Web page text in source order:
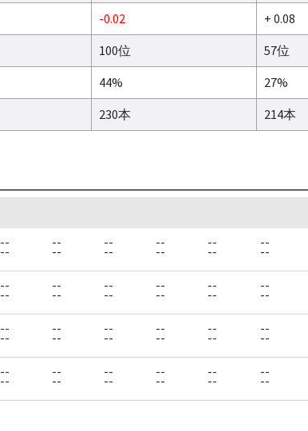
-0.02 + 0.08
100位 57位
44% 27%
230本 214本
--
--
--
--
--
--
--
--
--
--
--
--
--
--
--
--
--
--
--
--
--
--
--
--
--
--
--
--
--
--
--
--
--
--
--
--
--
--
--
--
--
--
--
--
--
--
--
--